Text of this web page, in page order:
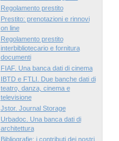
Regolamento prestito
Prestito: prenotazioni e rinnovi
on line
Regolamento prestito
interbibliotecario e fornitura
documenti
FIAF. Una banca dati di cinema
IBTD e FTLI. Due banche dati di
teatro, danza, cinema e
televisione
Jstor. Journal Storage
Urbadoc. Una banca dati di
architettura
Bibliografie: i contributi dei nostri